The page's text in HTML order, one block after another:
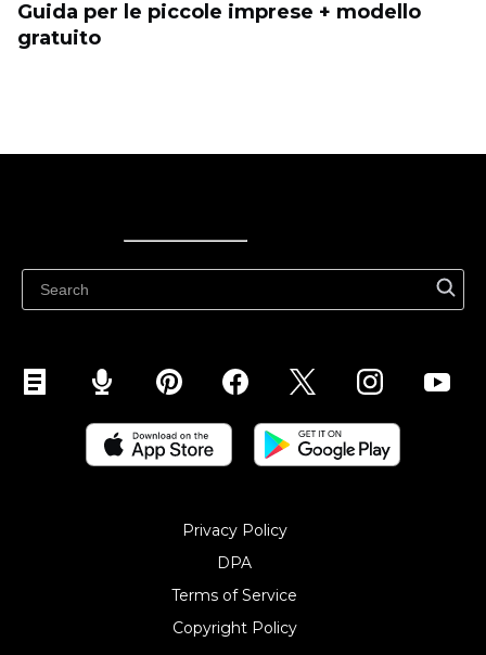
Guida per le piccole imprese + modello
gratuito
Privacy Policy
DPA
Terms of Service
Copyright Policy‎